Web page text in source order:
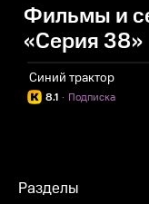
Фильмы и
«Серия 38»
Синий трактор
8.1 Подписка
·
Разделы